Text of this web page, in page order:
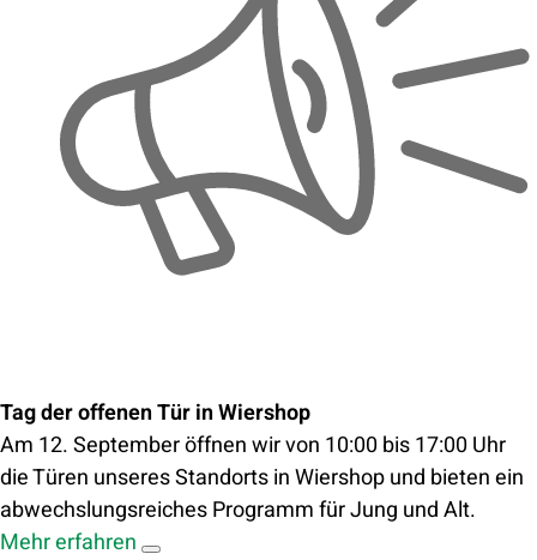
Tag der offenen Tür in Wiershop
Am 12. September öffnen wir von 10:00 bis 17:00 Uhr
die Türen unseres Standorts in Wiershop und bieten ein
abwechslungsreiches Programm für Jung und Alt.
Mehr erfahren